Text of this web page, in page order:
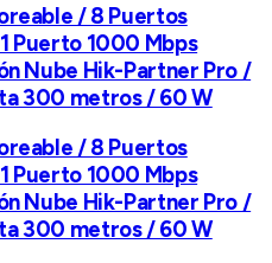
/ 8 Puertos
Puerto 1000 Mbps
Nube Hik-Partner Pro /
300 metros / 60 W
/ 8 Puertos
Puerto 1000 Mbps
Nube Hik-Partner Pro /
300 metros / 60 W